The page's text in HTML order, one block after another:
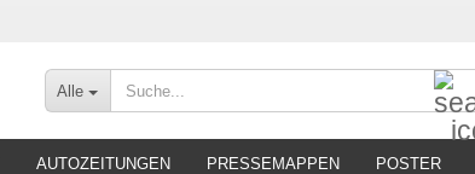
Alle
AUTOZEITUNGEN PRESSEMAPPEN POSTER